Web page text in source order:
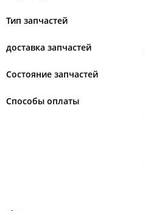
Тип запчастей
доставка запчастей
Состояние запчастей
Способы оплаты